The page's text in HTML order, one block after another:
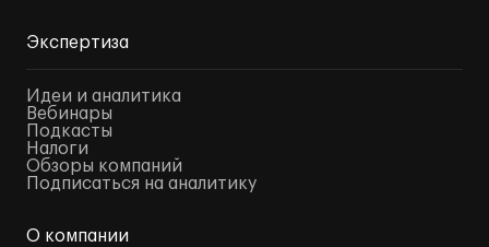
Экспертиза
Идеи и аналитика
Вебинары
Подкасты
Налоги
Обзоры компаний
Подписаться на аналитику
О компании